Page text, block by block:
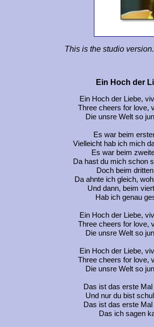
This is the studio
Ein Hoch der
Ein Hoch der Liebe,
Three cheers for love,
Die unsre Welt so
Es war beim
Vielleicht hab ich mich
Es war beim
Da hast du mich schon
Doch beim
Da ahnte ich gleich,
Und dann, beim
Hab ich genau
Ein Hoch der Liebe,
Three cheers for love,
Die unsre Welt so
Ein Hoch der Liebe,
Three cheers for love,
Die unsre Welt so
Das ist das erste
Und nur du bist
Das ist das erste
Das ich sagen